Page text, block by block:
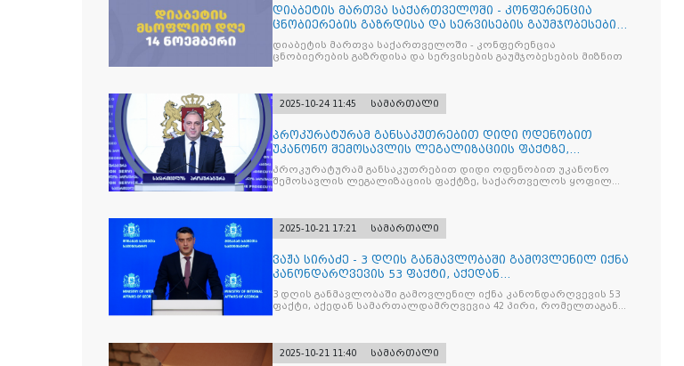
დიაბეტის მართვა საქართველოში - კონფერენცია
ცნობიერების გაზრდისა და სერვისების გაუმჯობესების
მიზნით
დიაბეტის მართვა საქართველოში - კონფერენცია
ცნობიერების გაზრდისა და სერვისების გაუმჯობესების მიზნით
2025-10-24 11:45 სამართალი
პროკურატურამ განსაკუთრებით დიდი ოდენობით
უკანონო შემოსავლის ლეგალიზაციის ფაქტზე,
საქართველოს ყოფილ პ
პროკურატურამ განსაკუთრებით დიდი ოდენობით უკანონო
შემოსავლის ლეგალიზაციის ფაქტზე, საქართველოს ყოფილ
2025-10-21 17:21 სამართალი
ვაჟა სირაძე - 3 დღის განმავლობაში გამოვლენილ იქნა
კანონდარღვევის 53 ფაქტი, აქედან
სამართალდამრღვევია
3 დღის განმავლობაში გამოვლენილ იქნა კანონდარღვევის 53
ფაქტი, აქედან სამართალდამრღვევია 42 პირი, რომელთაგან
2025-10-21 11:40 სამართალი